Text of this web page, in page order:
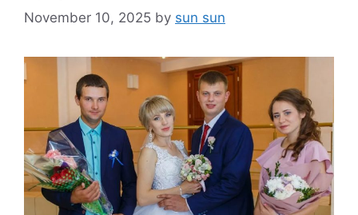
November 10, 2025 by sun sun